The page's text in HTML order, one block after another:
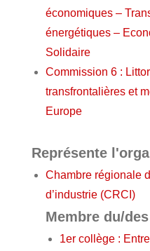
économiques –
énergétiques –
Solidaire
Commission 6 :
transfrontalières et
Europe
Représente
Chambre régionale
d’industrie (CRCI)
Membre du/
1er collège :